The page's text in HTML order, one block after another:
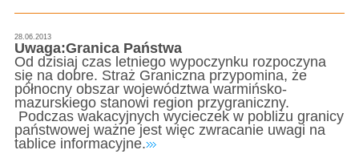
28.06.2013
Uwaga:Granica Państwa
Od dzisiaj czas letniego wypoczynku rozpoczyna
się na dobre. Straż Graniczna przypomina, że
północny obszar województwa warmińsko-
mazurskiego stanowi region przygraniczny.
Podczas wakacyjnych wycieczek w pobliżu granicy
państwowej ważne jest więc zwracanie uwagi na
tablice informacyjne.